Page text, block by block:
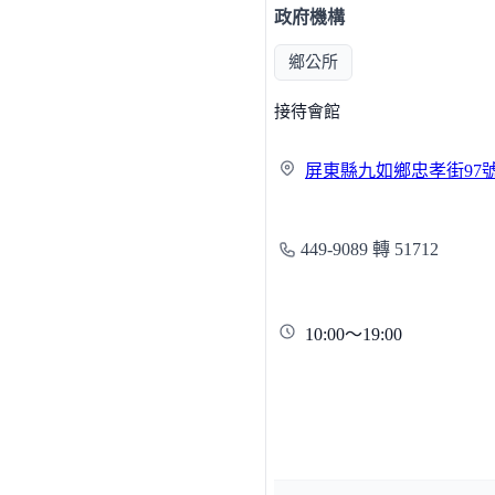
政府機構
鄉公所
接待會館
屏東縣九如鄉忠孝街97
449-9089 轉 51712
10:00～19:00